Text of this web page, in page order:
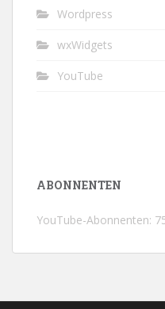
Wordpress
wxWidgets
YouTube
ABONNENTEN
YouTube-Abonnenten: